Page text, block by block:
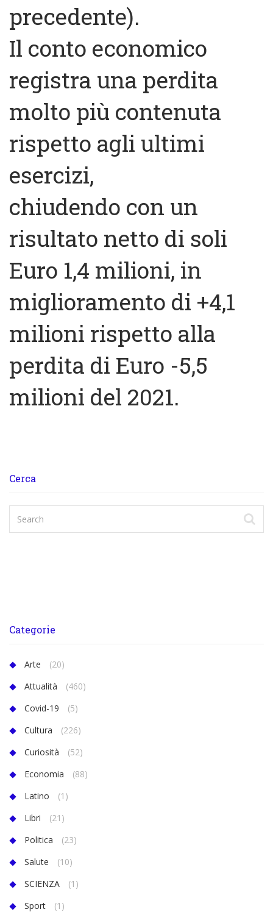
precedente).
Il conto economico
registra una perdita
molto più contenuta
rispetto agli ultimi
esercizi,
chiudendo con un
risultato netto di soli
Euro 1,4 milioni, in
miglioramento di +4,1
milioni rispetto alla
perdita di Euro -5,5
milioni del 2021.
Cerca
Categorie
Arte
(20)
Attualità
(460)
Covid-19
(5)
Cultura
(226)
Curiosità
(52)
Economia
(88)
Latino
(1)
Libri
(21)
Politica
(23)
Salute
(10)
SCIENZA
(1)
Sport
(1)